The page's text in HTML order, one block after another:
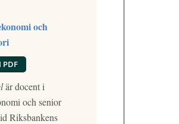
och
PDF
är docent i
och senior
Riksbankens